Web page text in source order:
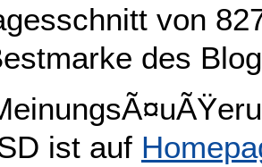
von
des
ist auf